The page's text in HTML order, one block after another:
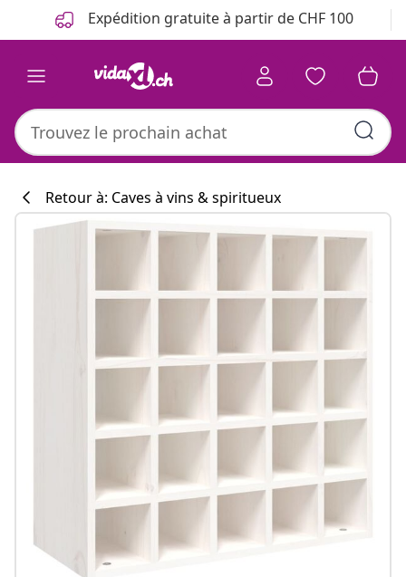
Précédent Expédition gratuite à partir de CHF 100
Retour à: Caves à vins & spiritueux